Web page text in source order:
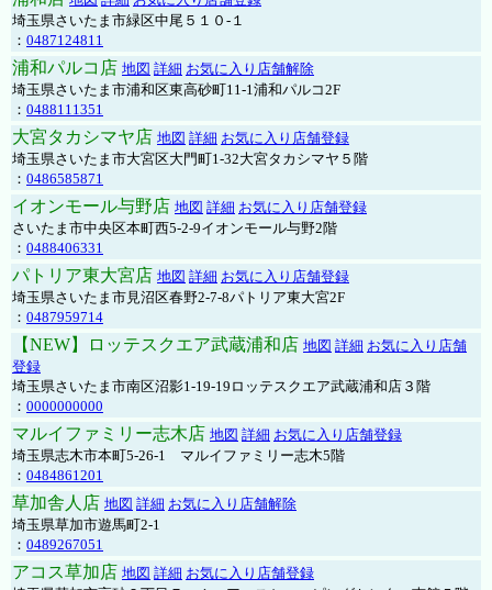
埼玉県さいたま市緑区中尾５１０-１
： 0487124811
浦和パルコ店 地図 詳細 お気に入り店舗解除
埼玉県さいたま市浦和区東高砂町11-1浦和パルコ2F
： 0488111351
大宮タカシマヤ店 地図 詳細 お気に入り店舗登録
埼玉県さいたま市大宮区大門町1-32大宮タカシマヤ５階
： 0486585871
イオンモール与野店 地図 詳細 お気に入り店舗登録
さいたま市中央区本町西5-2-9イオンモール与野2階
： 0488406331
パトリア東大宮店 地図 詳細 お気に入り店舗登録
埼玉県さいたま市見沼区春野2-7-8パトリア東大宮2F
： 0487959714
【NEW】ロッテスクエア武蔵浦和店 地図 詳細 お気に入り店舗
登録
埼玉県さいたま市南区沼影1-19-19ロッテスクエア武蔵浦和店３階
： 0000000000
マルイファミリー志木店 地図 詳細 お気に入り店舗登録
埼玉県志木市本町5-26-1 マルイファミリー志木5階
： 0484861201
草加舎人店 地図 詳細 お気に入り店舗解除
埼玉県草加市遊馬町2-1
： 0489267051
アコス草加店 地図 詳細 お気に入り店舗登録